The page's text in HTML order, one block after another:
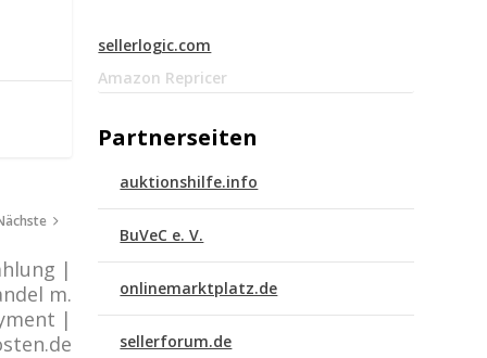
|
m.
|
sellerlogic.com
Amazon Repricer
Partnerseiten
auktionshilfe.info
BuVeC e. V.
onlinemarktplatz.de
sellerforum.de